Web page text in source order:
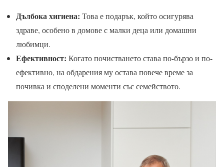
Дълбока хигиена: Това е подарък, който осигурява
здраве, особено в домове с малки деца или домашни
любимци.
Ефективност: Когато почистването става по-бързо и по-
ефективно, на обдарения му остава повече време за
почивка и споделени моменти със семейството.